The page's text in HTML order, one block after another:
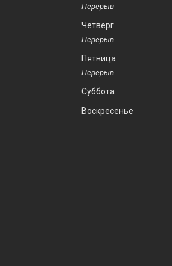
Четверг
Пятница
Суббота
Воскресенье